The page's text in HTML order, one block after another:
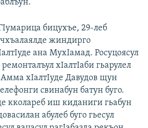
бицухъе, 29-леб
жиндирго
ана МухIамад. Росуцоясул
хIалтIаби гьарулел
Амма хIалтIуде Давудов щун
свинабун батун буго.
кколареб иш киданиги гьабун
абулеб буго гьесул